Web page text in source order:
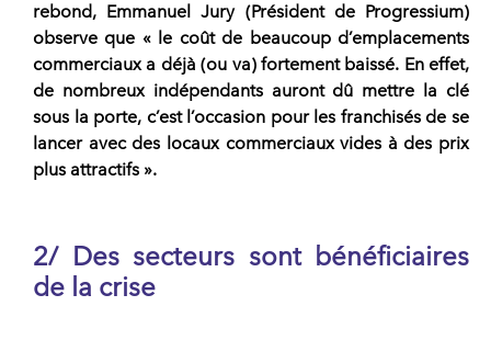
rebond, Emmanuel Jury (Président de Progressium)
observe que « le coût de beaucoup d’emplacements
commerciaux a déjà (ou va) fortement baissé. En effet,
de nombreux indépendants auront dû mettre la clé
sous la porte, c’est l’occasion pour les franchisés de se
lancer avec des locaux commerciaux vides à des prix
plus attractifs ».
2/ Des secteurs sont bénéficiaires
de la crise